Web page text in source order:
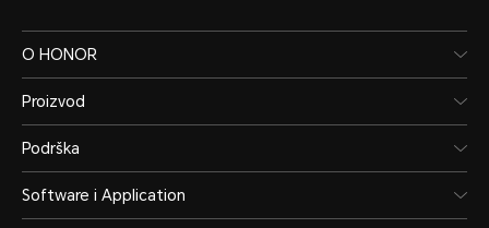
O HONOR
Proizvod
Podrška
Software i Application